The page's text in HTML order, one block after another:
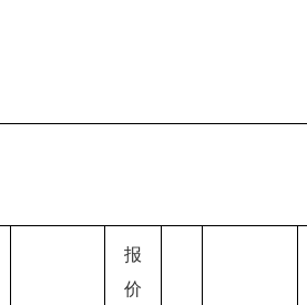
报
价